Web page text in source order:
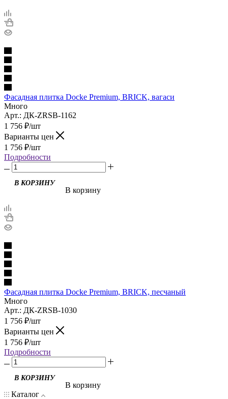
Фасадная плитка Docke Premium, BRICK, вагаси
Много
Арт.: ДК-ZRSB-1162
1 756 ₽/шт
Варианты цен
1 756 ₽/шт
Подробности
В корзину
Фасадная плитка Docke Premium, BRICK, песчаный
Много
Арт.: ДК-ZRSB-1030
1 756 ₽/шт
Варианты цен
1 756 ₽/шт
Подробности
В корзину
Каталог